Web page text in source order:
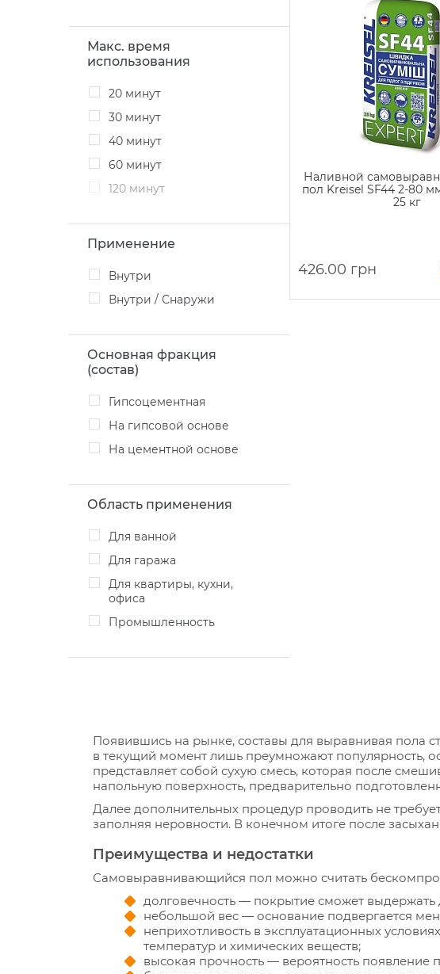
Макс. время
использования
20 минут
30 минут
40 минут
60 минут
120 минут
Применение
Внутри
Внутри / Снаружи
Основная фракция
(состав)
Гипсоцементная
На гипсовой основе
На цементной основе
Область применения
Для ванной
Для гаража
Для квартиры, кухни,
офиса
Промышленность
Наливной
пол Kreisel SF44 2-80
25 кг
426.00 грн
Появившись на рынке, составы для выравнивая пола
в текущий момент лишь преумножают популярность,
представляет собой сухую смесь, которая после
напольную поверхность, предварительно
Далее дополнительных процедур проводить не
заполняя неровности. В конечном итоге после
Преимущества и недостатки
Самовыравнивающийся пол можно считать
долговечность — покрытие сможет выдержать
небольшой вес — основание подвергается
неприхотливость в эксплуатационных
температур и химических веществ;
высокая прочность — вероятность